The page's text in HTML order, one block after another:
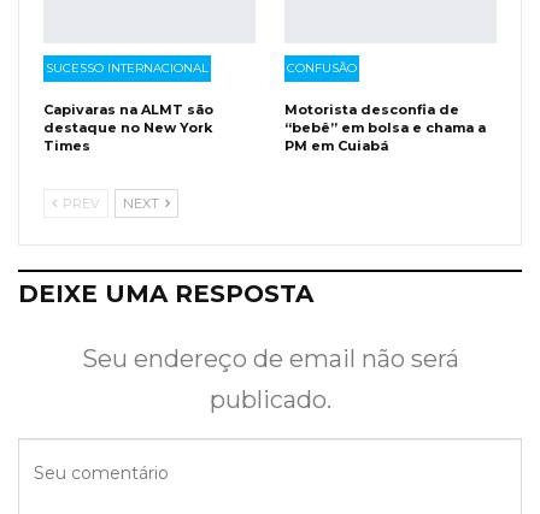
SUCESSO INTERNACIONAL
Capivaras na ALMT são
destaque no New York
Times
CONFUSÃO
Motorista desconfia de
“bebê” em bolsa e chama a
PM em Cuiabá
PREV NEXT
DEIXE UMA RESPOSTA
Seu endereço de email não será
publicado.